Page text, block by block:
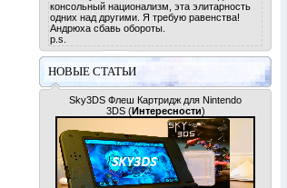
консольный национализм, эта элитарность
одних над другими. Я требую равенства!
Андрюха сбавь обороты.
p.s.
НОВЫЕ СТАТЬИ
Sky3DS Флеш Картридж для Nintendo
3DS (Интересности)